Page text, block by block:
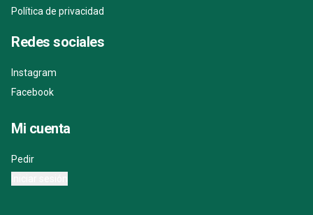
Política de privacidad
Redes sociales
Instagram
Facebook
Mi cuenta
Pedir